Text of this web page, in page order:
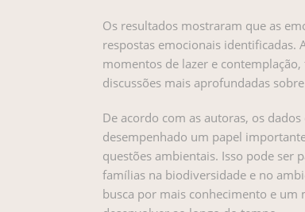
Os resultados mostraram que as
respostas emocionais identificadas.
momentos de lazer e
discussões mais aprofundadas
De acordo com as autoras, os
desempenhado um papel
questões ambientais. Isso pode ser
famílias na biodiversidade e no
busca por mais conhecimento e um